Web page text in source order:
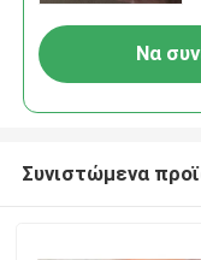
Να
Συνιστώμενα